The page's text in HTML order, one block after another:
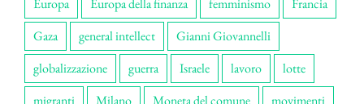
Europa
Europa della finanza femminismo
Francia
Gaza
general intellect
Gianni Giovannelli
globalizzazione
guerra Israele lavoro
lotte
migranti
Milano Moneta del comune movimenti